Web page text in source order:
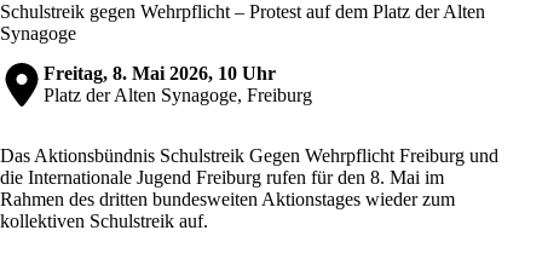
Schulstreik gegen Wehrpflicht – Protest auf dem Platz der Alten
Synagoge
Freitag, 8. Mai 2026, 10 Uhr
Platz der Alten Synagoge, Freiburg
Das Aktionsbündnis Schulstreik Gegen Wehrpflicht Freiburg und
die Internationale Jugend Freiburg rufen für den 8. Mai im
Rahmen des dritten bundesweiten Aktionstages wieder zum
kollektiven Schulstreik auf.